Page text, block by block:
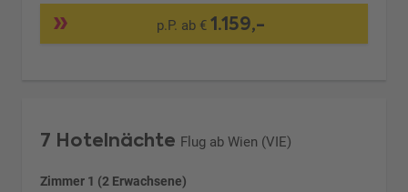
p.P. ab € 1.159,-
7 Hotelnächte Flug ab Wien (VIE)
Zimmer 1 (2 Erwachsene)